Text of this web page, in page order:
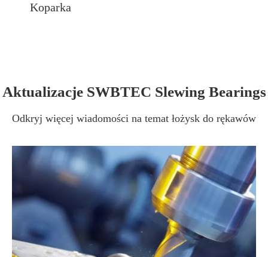
Koparka
Aktualizacje SWBTEC Slewing Bearings
Odkryj więcej wiadomości na temat łożysk do rękawów